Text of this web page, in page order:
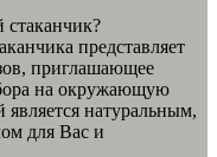
представляет
приглашающее
на окружающую
натуральным,
для Вас и